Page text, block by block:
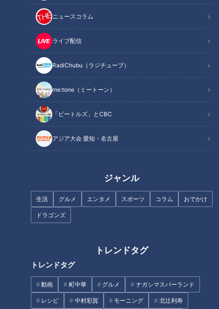
ニュースコラム
ライブ配信
RadiChubu（ラジチューブ）
me:tone（ミートーン）
「ビートルズ」とCBC
アジア大会 愛知・名古屋
ジャンル
生活 グルメ エンタメ スポーツ コラム おでかけ
ドラゴンズ
トレンドタグ
トレンドタグ
動画 町中華 グルメ ナガシマスパーランド
レシピ 中村彩賀 モーニング 北辻利寿
関連リンク
2026年から制度変更！「年収の壁」を図解で
わかりやすく解説【画像一覧】
年収の壁って、そもそも何？
2026年に動く年収の壁、知っておきたいこと
年収の壁で後悔しがちなパターン
後悔しないための、働き方の整え方
オススメ関連コンテンツ
を応援したい――。
そんな思いからCBCテレビは「me:tone編集部」を立ち上げま
2026年に制度変更が予定されている「年収の壁」。気づかな
いうちに「知らなかったから損をした」「あのとき考えておけ
ばよかった」と後悔につながりやすいテーマでもあります。
知らないまま不安を抱えたままにするのではなく、今のライフ
ステージに合った“後悔しない働き方”を考えることが大切で